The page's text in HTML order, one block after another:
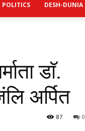
POLITICS DESH-DUNIA
डाॅ.
अर्पित
0
87